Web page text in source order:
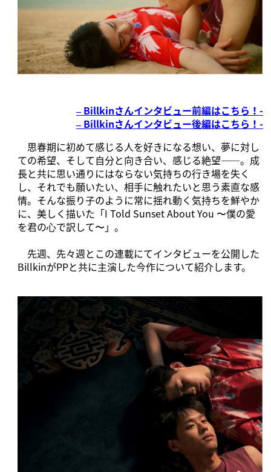
– Billkinさんインタビュー前編はこちら！-
– Billkinさんインタビュー後編はこちら！-
思春期に初めて感じる人を好きになる想い、夢に対し
ての希望、そして自分と向き合い、感じる絶望――。成
長と共に思い通りにはならない気持ちの行き場を失く
し、それでも願いたい、相手に触れたいと思う素直な感
情。そんな振り子のように常に揺れ動く気持ちを鮮やか
に、美しく描いた「I Told Sunset About You 〜僕の愛
を君の⼼で訳して〜」。
先週、先々週とこの連載にてインタビューを公開した
BillkinがPPと共に主演した今作について紹介します。